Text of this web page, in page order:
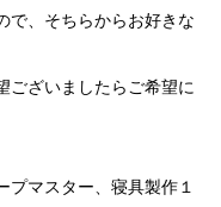
で、そちらからお好きな
ございましたらご希望に
プマスター、寝具製作１